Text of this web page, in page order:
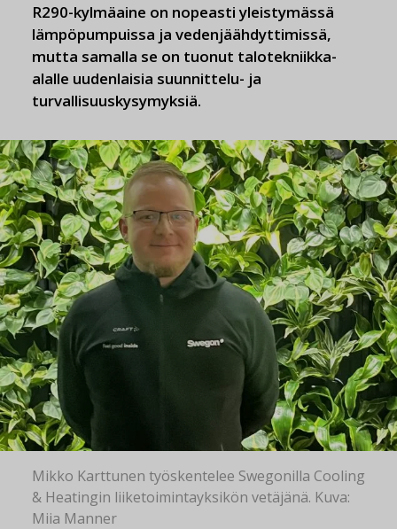
R290-kylmäaine on nopeasti yleistymässä
lämpöpumpuissa ja vedenjäähdyttimissä,
mutta samalla se on tuonut talotekniikka-
alalle uudenlaisia suunnittelu- ja
turvallisuuskysymyksiä.
Mikko Karttunen työskentelee Swegonilla Cooling
& Heatingin liiketoimintayksikön vetäjänä. Kuva:
Miia Manner